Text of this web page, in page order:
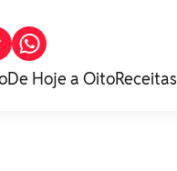
De Hoje a OitoReceitas